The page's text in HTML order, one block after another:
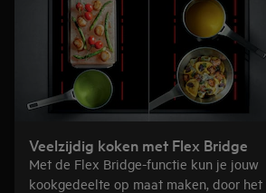
Veelzijdig koken met Flex Bridge
Met de Flex Bridge-functie kun je jouw
kookgedeelte op maat maken, door het